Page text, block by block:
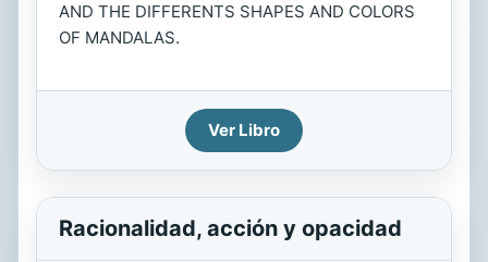
AND THE DIFFERENTS SHAPES AND COLORS
OF MANDALAS.
Ver Libro
Racionalidad, acción y opacidad